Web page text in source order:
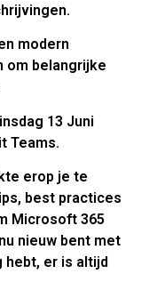
modern
om belangrijke
13 Juni
Teams.
erop je te
best practices
Microsoft 365
nieuw bent met
hebt, er is altijd